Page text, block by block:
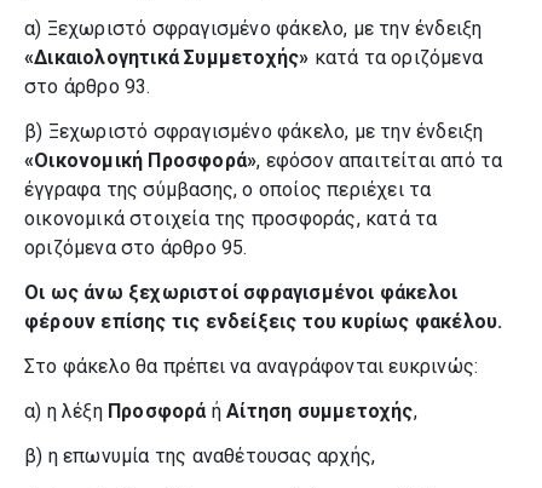
α) Ξεχωριστό σφραγισμένο φάκελο, με την ένδειξη
«Δικαιολογητικά Συμμετοχής» κατά τα οριζόμενα
στο άρθρο 93.
β) Ξεχωριστό σφραγισμένο φάκελο, με την ένδειξη
«Οικονομική Προσφορά», εφόσον απαιτείται από τα
έγγραφα της σύμβασης, ο οποίος περιέχει τα
οικονομικά στοιχεία της προσφοράς, κατά τα
οριζόμενα στο άρθρο 95.
Οι ως άνω ξεχωριστοί σφραγισμένοι φάκελοι
φέρουν επίσης τις ενδείξεις του κυρίως φακέλου.
Στο φάκελο θα πρέπει να αναγράφονται ευκρινώς:
α) η λέξη Προσφορά ήΑίτηση συμμετοχής,
β) η επωνυμία της αναθέτουσας αρχής,